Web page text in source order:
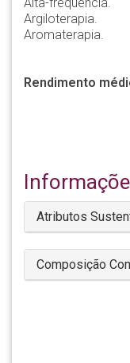
Argiloterapia.
Aromaterapia.
Rendimento
Atributos
Composição